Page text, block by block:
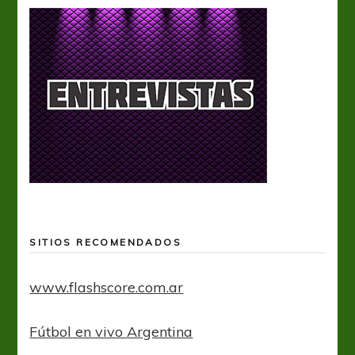
SITIOS RECOMENDADOS
www.flashscore.com.ar
Fútbol en vivo Argentina